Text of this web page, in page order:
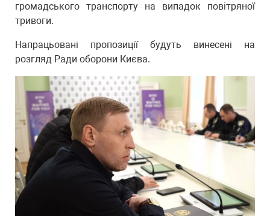
громадського транспорту на випадок повітряної
тривоги.
Напрацьовані пропозиції будуть винесені на
розгляд Ради оборони Києва.